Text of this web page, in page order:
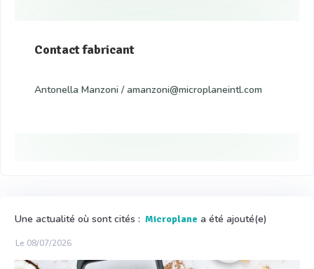
Contact fabricant
Antonella Manzoni / amanzoni@microplaneintl.com
Une actualité où sont cités : Microplane a été ajouté(e)
Le 08/07/2026